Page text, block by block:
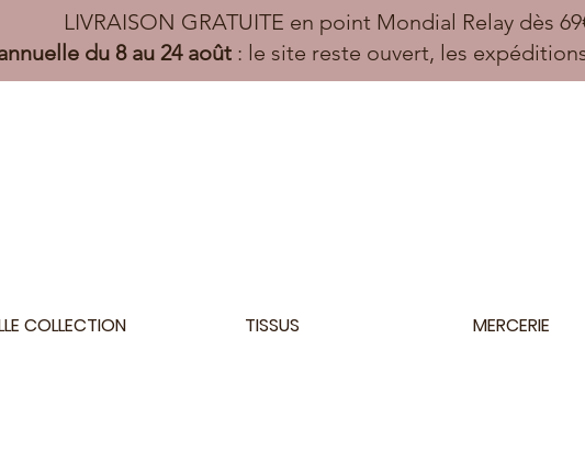
LIVRAISON GRATUITE en point Mondial Relay dès
du 8 au 24 août: le site reste ouvert, les
COLLECTION TISSUS MERCERIE